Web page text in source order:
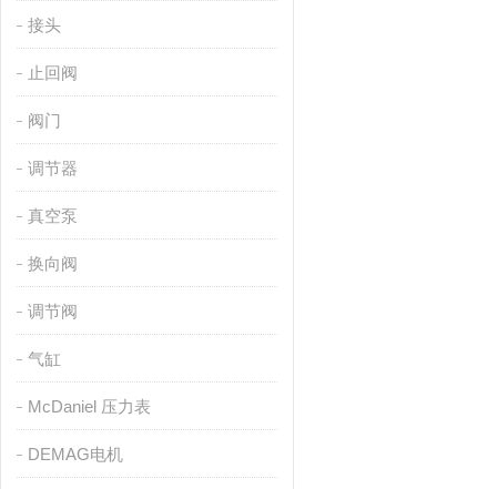
接头
止回阀
阀门
调节器
真空泵
换向阀
调节阀
气缸
McDaniel 压力表
DEMAG电机